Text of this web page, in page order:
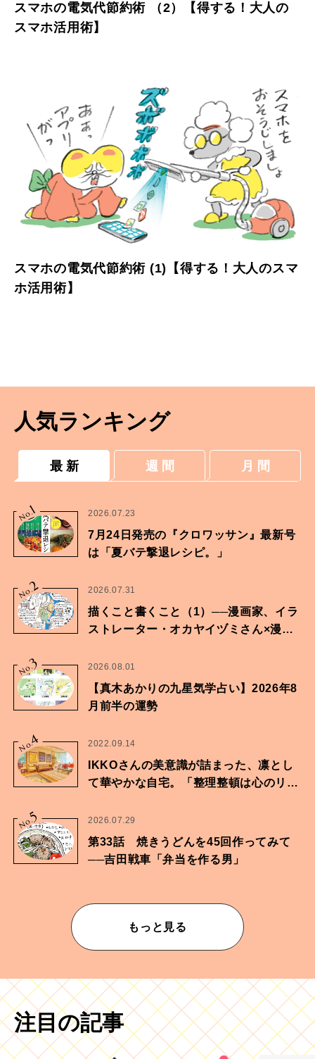
スマホの電気代節約術 （2）【得する！大人の
スマホ活用術】
スマホの電気代節約術 (1)【得する！大人のスマ
ホ活用術】
人気ランキング
最 新 週 間 月 間
No.
1 2026.07.23
7月24日発売の『クロワッサン』最新号
は「夏バテ撃退レシピ。」
No.2 2026.07.31
描くこと書くこと（1）──漫画家、イラ
ストレーター・オカヤイヅミさん×漫画
No.3 2026.08.01
【真木あかりの九星気学占い】2026年8
月前半の運勢
No.4 2022.09.14
IKKOさんの美意識が詰まった、凛とし
て華やかな自宅。「整理整頓は心のリズ
No.5 2026.07.29
第33話 焼きうどんを45回作ってみて
──吉田戦車「弁当を作る男」
もっと見る
注目の記事